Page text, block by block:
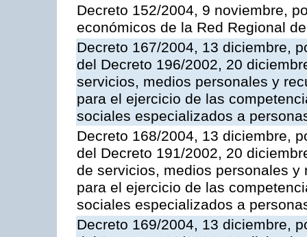
Decreto 152/2004, 9 noviembre,
económicos de la Red Regional
Decreto 167/2004, 13 diciembre,
del Decreto 196/2002, 20
servicios, medios personales y
para el ejercicio de las
sociales especializados a
Decreto 168/2004, 13 diciembre,
del Decreto 191/2002, 20
de servicios, medios personales
para el ejercicio de las
sociales especializados a
Decreto 169/2004, 13 diciembre,